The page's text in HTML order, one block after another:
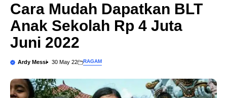
Cara Mudah Dapatkan BLT
Anak Sekolah Rp 4 Juta
Juni 2022
Ardy Messi 30 May 22 RAGAM